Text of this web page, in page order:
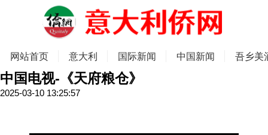
网站首页 意大利 国际新闻 中国新闻 吾乡美
中国电视-《天府粮仓》
2025-03-10 13:25:57